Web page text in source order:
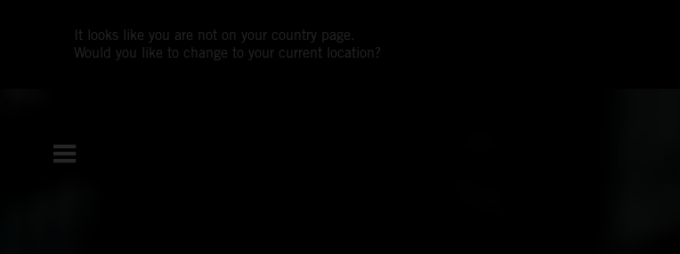
It looks like you are not on your country page.
Would you like to change to your current location?